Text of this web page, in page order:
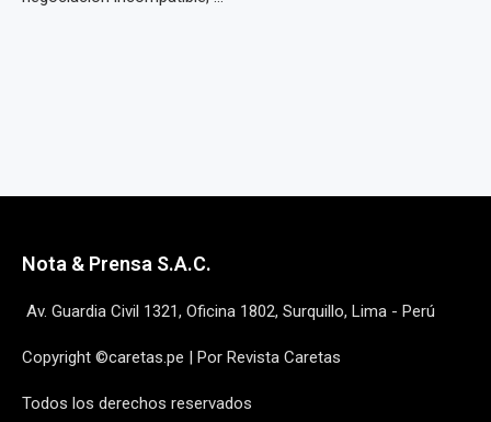
Nota & Prensa S.A.C.
Av. Guardia Civil 1321, Oficina 1802, Surquillo, Lima - Perú
Copyright ©caretas.pe | Por Revista Caretas
Todos los derechos reservados